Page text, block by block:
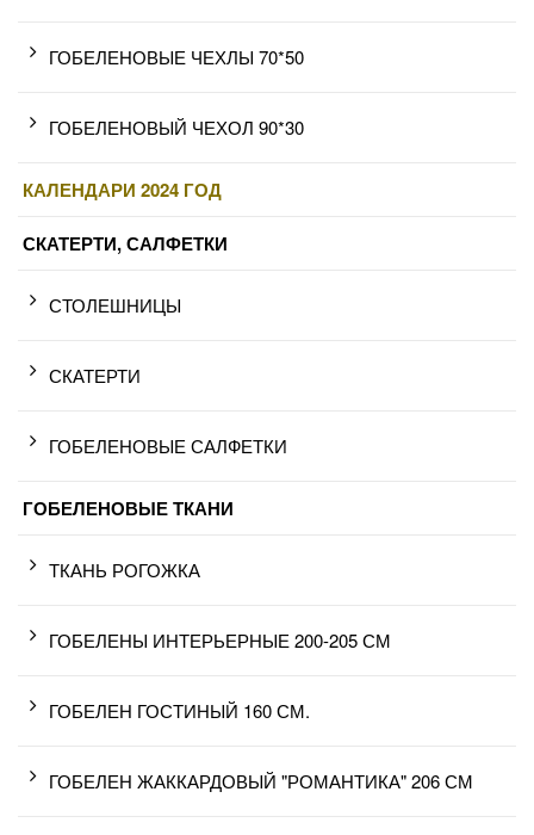
ГОБЕЛЕНОВЫЕ ЧЕХЛЫ 70*50
ГОБЕЛЕНОВЫЙ ЧЕХОЛ 90*30
КАЛЕНДАРИ 2024 ГОД
СКАТЕРТИ, САЛФЕТКИ
СТОЛЕШНИЦЫ
СКАТЕРТИ
ГОБЕЛЕНОВЫЕ САЛФЕТКИ
ГОБЕЛЕНОВЫЕ ТКАНИ
ТКАНЬ РОГОЖКА
ГОБЕЛЕНЫ ИНТЕРЬЕРНЫЕ 200-205 СМ
ГОБЕЛЕН ГОСТИНЫЙ 160 СМ.
ГОБЕЛЕН ЖАККАРДОВЫЙ "РОМАНТИКА" 206 СМ